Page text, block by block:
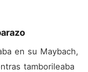
en su Maybach,
tamborileaba